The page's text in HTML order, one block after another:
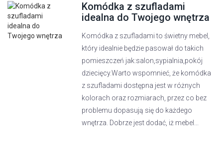
Komódka z szufladami
idealna do Twojego wnętrza
Komódka z szufladami to świetny mebel,
który idealnie będzie pasował do takich
pomieszczeń jak:salon,sypialnia,pokój
dziecięcy.Warto wspomnieć, że komódka
z szufladami dostępna jest w różnych
kolorach oraz rozmiarach, przez co bez
problemu dopasują się do każdego
wnętrza. Dobrze jest dodać, iż mebel...